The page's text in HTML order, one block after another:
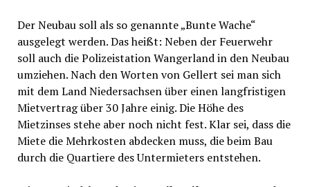
Der Neubau soll als so genannte „Bunte Wache“
ausgelegt werden. Das heißt: Neben der Feuerwehr
soll auch die Polizeistation Wangerland in den Neubau
umziehen. Nach den Worten von Gellert sei man sich
mit dem Land Niedersachsen über einen langfristigen
Mietvertrag über 30 Jahre einig. Die Höhe des
Mietzinses stehe aber noch nicht fest. Klar sei, dass die
Miete die Mehrkosten abdecken muss, die beim Bau
durch die Quartiere des Untermieters entstehen.